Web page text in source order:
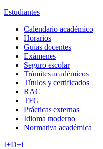
Estudiantes
Calendario académico
Horarios
Guías docentes
Exámenes
Seguro escolar
Trámites académicos
Títulos y certificados
RAC
TFG
Prácticas externas
Idioma moderno
Normativa académica
I+D+i